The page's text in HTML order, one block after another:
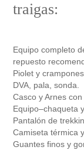
traigas:
Equipo completo
repuesto
Piolet y
DVA, pala, sonda.
Casco y Arnes
Equipo–chaqueta
Pantalón de
Camiseta térmica
Guantes finos y